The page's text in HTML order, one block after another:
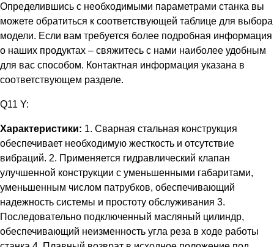
Определившись с необходимыми параметрами станка вы
можете обратиться к соответствующей таблице для выбора
модели. Если вам требуется более подробная информация
о наших продуктах – свяжитесь с нами наиболее удобным
для вас способом. Контактная информация указана в
соответствующем разделе.
Q11 Y:
Характеристики: 1. Сварная стальная конструкция
обеспечивает необходимую жесткость и отсутствие
вибраций. 2. Применяется гидравлический клапан
улучшенной конструкции с уменьшенными габаритами,
уменьшенным числом патрубков, обеспечивающий
надежность системы и простоту обслуживания 3.
Последовательно подключенный масляный цилиндр,
обеспечивающий неизменность угла реза в ходе работы